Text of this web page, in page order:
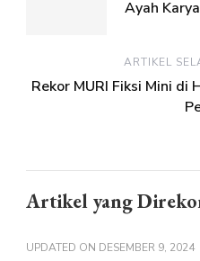
Ayah
ARTIKEL
Rekor MURI Fiksi Mini di
Artikel yang
UPDATED ON DESEMBER 9, 2024